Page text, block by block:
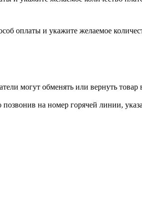
оплаты и укажите желаемое
могут обменять или вернуть товар
на номер горячей линии,